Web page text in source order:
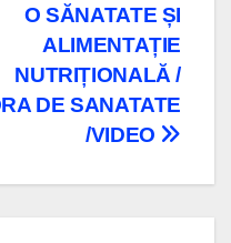
O SĂNATATE ȘI
ALIMENTAȚIE
NUTRIȚIONALĂ /
DE SANATATE
/VIDEO